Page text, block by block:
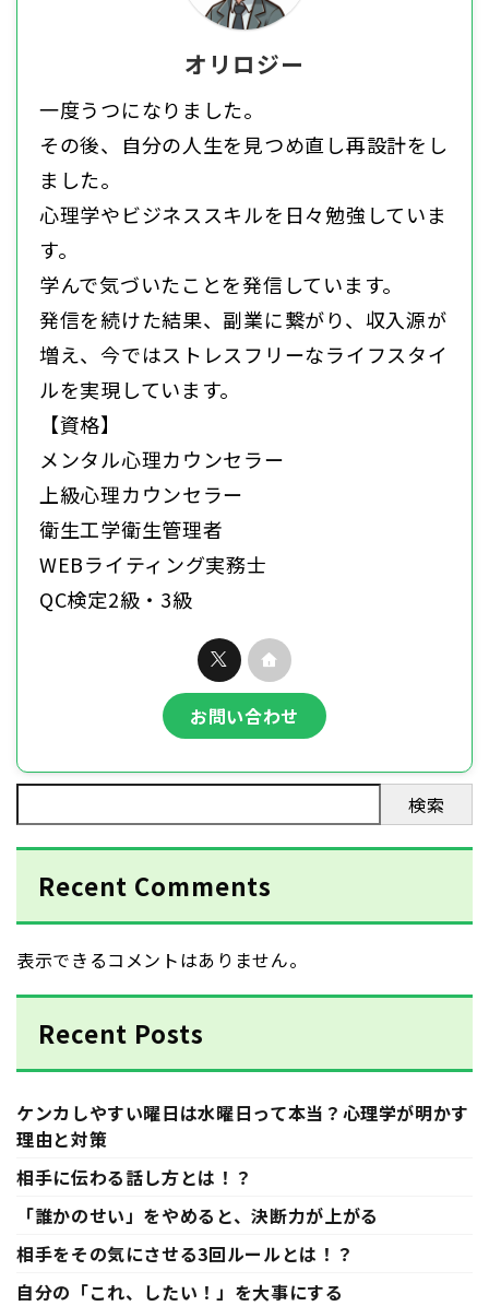
オリロジー
一度うつになりました。
その後、自分の人生を見つめ直し再設計をし
ました。
心理学やビジネススキルを日々勉強していま
す。
学んで気づいたことを発信しています。
発信を続けた結果、副業に繋がり、収入源が
増え、今ではストレスフリーなライフスタイ
ルを実現しています。
【資格】
メンタル心理カウンセラー
上級心理カウンセラー
衛生工学衛生管理者
WEBライティング実務士
QC検定2級・3級
お問い合わせ
検索
Recent Comments
表示できるコメントはありません。
Recent Posts
ケンカしやすい曜日は水曜日って本当？心理学が明かす
理由と対策
相手に伝わる話し方とは！？
「誰かのせい」をやめると、決断力が上がる
相手をその気にさせる3回ルールとは！？
自分の「これ、したい！」を大事にする